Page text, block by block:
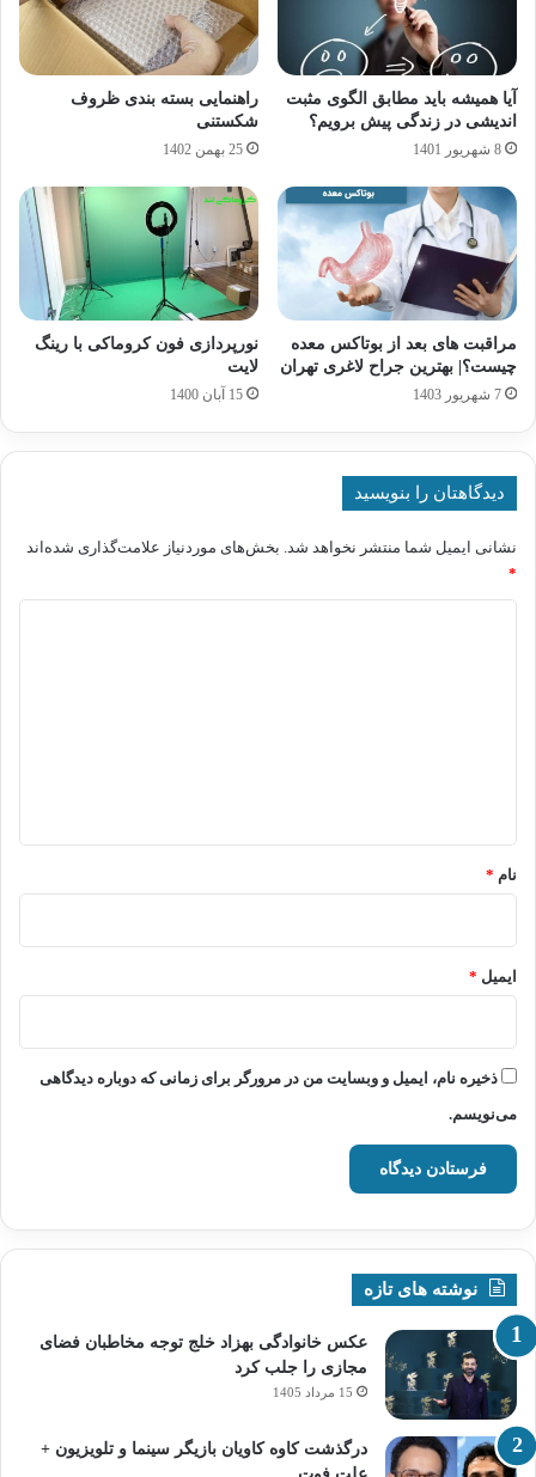
آیا همیشه باید مطابق الگوی مثبت
اندیشی در زندگی پیش برویم؟
8 شهریور 1401
راهنمایی بسته بندی ظروف
شکستنی
25 بهمن 1402
مراقبت های بعد از بوتاکس معده
چیست؟| بهترین جراح لاغری تهران
7 شهریور 1403
نورپردازی فون کروماکی با رینگ
لایت
15 آبان 1400
دیدگاهتان را بنویسید
نشانی ایمیل شما منتشر نخواهد شد. بخش‌های موردنیاز علامت‌گذاری شده‌اند
*
نام *
ایمیل *
ذخیره نام، ایمیل و وبسایت من در مرورگر برای زمانی که دوباره دیدگاهی
می‌نویسم.
نوشته های تازه
عکس خانوادگی بهزاد خلج توجه مخاطبان فضای
مجازی را جلب کرد
15 مرداد 1405
درگذشت کاوه کاویان بازیگر سینما و تلویزیون +